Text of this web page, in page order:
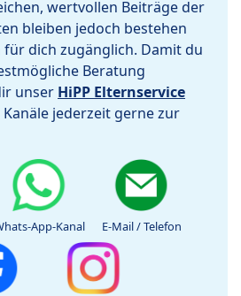
wertvollen Beiträge der
bleiben jedoch bestehen
dich zugänglich. Damit du
Beratung
unser HiPP Elternservice
jederzeit gerne zur
App-Kanal E-Mail / Telefon